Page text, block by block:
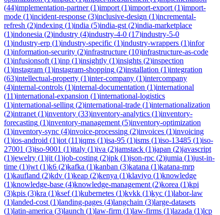
(44)implementation-partner(1)import (1)import-export (1)import-
mode (1)incident-response (3)inclusive-design (1)incremental-
refresh (2)indexing (1)india (5)india-gst (2)india-marketplace
(1)indonesia (2)industry (4)industry-4-0 (17)industry-5-0
(1)industry-erp (1)industry-specific (1)industry-wrappers (1)infor
(1)information-security (2)infrastructure (10)infrastructure-as-code
(1)infusionsoft (1)inp (1)insightly (1)insights (2)inspection
(1)instagram (1)instagram-shopping (2)installation (1)integration
(63)intellectual-property (1)inter-company (1)intercompany
(4)internal-controls (1)internal-documentation (1)international
(11)international-expansion (1)international-logistics
(1)international-selling (2)international-trade (1)internationalization
(2)intranet (1)inventory (33)inventory-analytics (1)inventory-
forecasting (1)inventory-management (5)inventory-optimization
(1)inventory-sync (4)invoice-processing (2)invoices (1)invoicing
(1)ios-android (1)iot (11)iqms (1)isa-95 (1)isms (1)iso-13485 (1)iso-
27001 (3)iso-9001 (1)italy (1)iva (2)jamstack (1)japan (2)javascript
(1)jewelry (1)jit (1)job-costing (2)jpk (1)json-rpc (2)jumia (1)just-in-
time (1)jwt (1)k6 (2)kafka (1)kanban (3)katana (1)katana-mrp
(1)kaufland (2)kdv (1)keap (2)kenya (1)klaviyo (1)knowledge
(1)knowledge-base (4)knowledge-management (2)korea (1)kpi
(3)kpis (3)kra (1)ksef(1)kubernetes (1)kvkk (1)kyc (1)labor-law
(1)landed-cost (1)landing-pages (4)langchain (3)large-datasets
(1)latin-america (3)launch (1)law-firm (1)law-firms (1)lazada (1)lcp